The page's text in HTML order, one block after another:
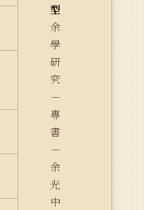
型
余
學
研
究
－
專
書
－
余
光
中